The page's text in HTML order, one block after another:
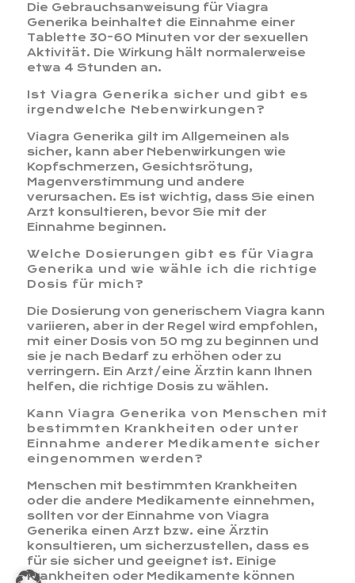
Die Gebrauchsanweisung für Viagra
Generika beinhaltet die Einnahme einer
Tablette 30-60 Minuten vor der sexuellen
Aktivität. Die Wirkung hält normalerweise
etwa 4 Stunden an.
Ist Viagra Generika sicher und gibt es
irgendwelche Nebenwirkungen?
Viagra Generika gilt im Allgemeinen als
sicher, kann aber Nebenwirkungen wie
Kopfschmerzen, Gesichtsrötung,
Magenverstimmung und andere
verursachen. Es ist wichtig, dass Sie einen
Arzt konsultieren, bevor Sie mit der
Einnahme beginnen.
Welche Dosierungen gibt es für Viagra
Generika und wie wähle ich die richtige
Dosis für mich?
Die Dosierung von generischem Viagra kann
variieren, aber in der Regel wird empfohlen,
mit einer Dosis von 50 mg zu beginnen und
sie je nach Bedarf zu erhöhen oder zu
verringern. Ein Arzt/eine Ärztin kann Ihnen
helfen, die richtige Dosis zu wählen.
Kann Viagra Generika von Menschen mit
bestimmten Krankheiten oder unter
Einnahme anderer Medikamente sicher
eingenommen werden?
Menschen mit bestimmten Krankheiten
oder die andere Medikamente einnehmen,
sollten vor der Einnahme von Viagra
Generika einen Arzt bzw. eine Ärztin
konsultieren, um sicherzustellen, dass es
für sie sicher und geeignet ist. Einige
Krankheiten oder Medikamente können